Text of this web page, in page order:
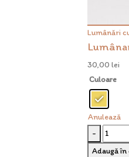
Lumânări
30,00 lei
Culoare
Anulează
-
Adaugă în